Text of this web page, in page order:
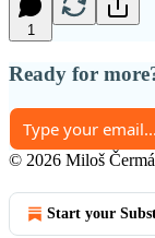
1
Ready for
© 2026 Miloš
Start your